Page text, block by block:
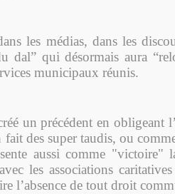
les médias, dans les
dal” qui désormais aura
municipaux réunis.
un précédent en obligeant
fait des super taudis, ou
aussi comme "victoire"
les associations
l’absence de tout droit